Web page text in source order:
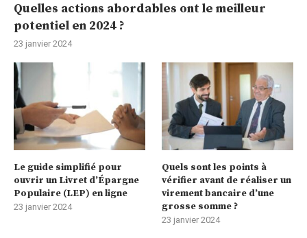
Quelles actions abordables ont le meilleur
potentiel en 2024 ?
23 janvier 2024
Le guide simplifié pour
ouvrir un Livret d’Épargne
Populaire (LEP) en ligne
23 janvier 2024
Quels sont les points à
vérifier avant de réaliser un
virement bancaire d’une
grosse somme ?
23 janvier 2024